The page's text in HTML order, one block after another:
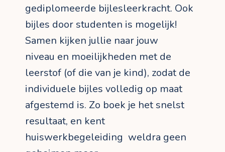
gediplomeerde bijlesleerkracht. Ook
bijles door studenten is mogelijk!
Samen kijken jullie naar jouw
niveau en moeilijkheden met de
leerstof (of die van je kind), zodat de
individuele bijles volledig op maat
afgestemd is. Zo boek je het snelst
resultaat, en kent
huiswerkbegeleiding weldra geen